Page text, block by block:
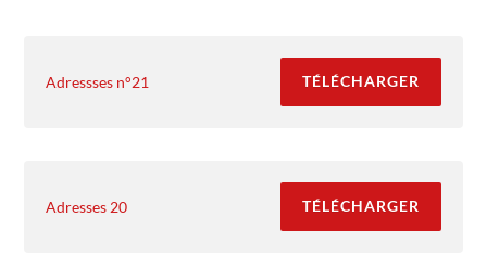
Adressses n°21 TÉLÉCHARGER
Adresses 20 TÉLÉCHARGER